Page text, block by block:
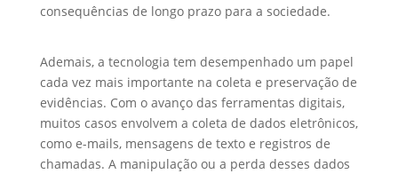
consequências de longo prazo para a sociedade.
Ademais, a tecnologia tem desempenhado um papel
cada vez mais importante na coleta e preservação de
evidências. Com o avanço das ferramentas digitais,
muitos casos envolvem a coleta de dados eletrônicos,
como e-mails, mensagens de texto e registros de
chamadas. A manipulação ou a perda desses dados